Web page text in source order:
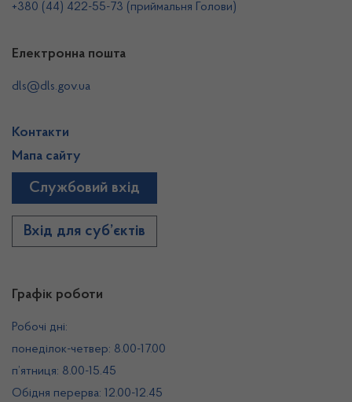
Графік роботи
Робочі дні:
понеділок-четвер: 8.00-17.00
п’ятниця: 8.00-15.45
Обідня перерва: 12.00-12.45
+380 (44) 422-55-73 (приймальня Голови)
Електронна пошта
dls@dls.gov.ua
Контакти
Мапа сайту
Службовий вхід
Вхід для суб’єктів